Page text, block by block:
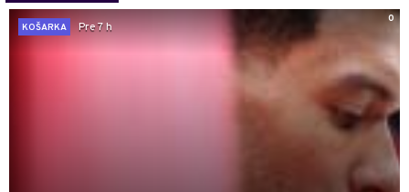
0
KOŠARKA
Pre 7 h